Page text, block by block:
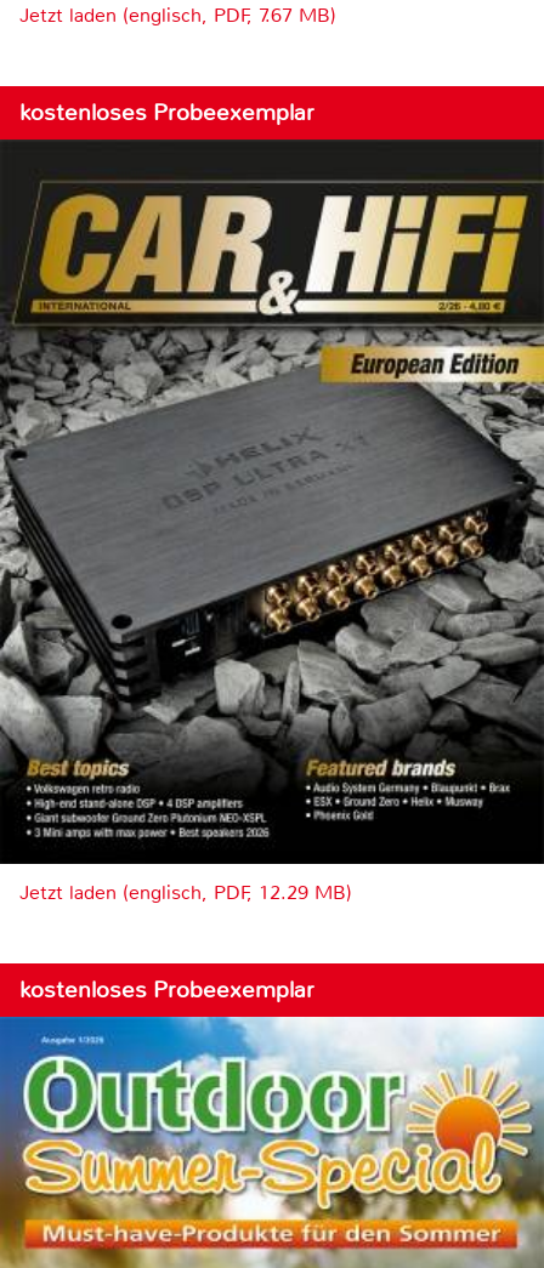
Jetzt laden (englisch, PDF, 7.67 MB)
kostenloses Probeexemplar
Jetzt laden (englisch, PDF, 12.29 MB)
kostenloses Probeexemplar